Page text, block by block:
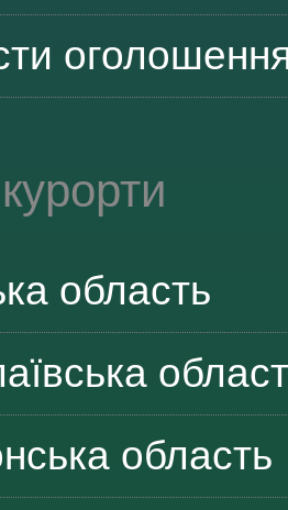
курорти
область
область